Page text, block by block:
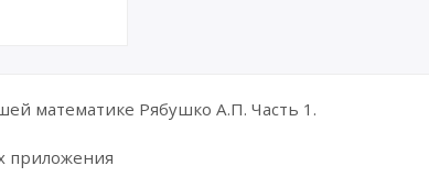
математике Рябушко А.П. Часть 1.
приложения